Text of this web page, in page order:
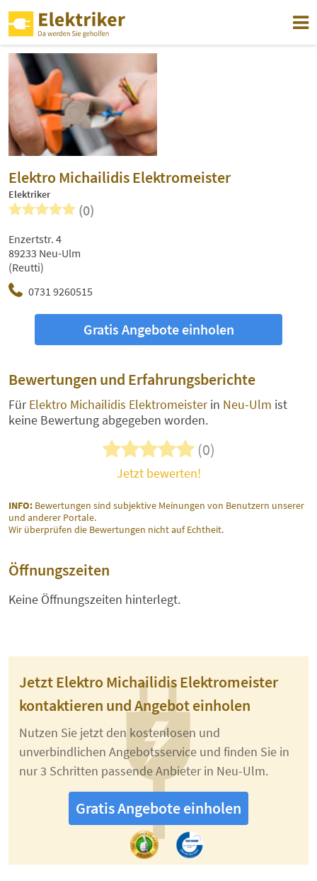
Elektro Michailidis Elektromeister
Elektriker
(0)
0731 9260515
Enzertstr. 4
89233 Neu-Ulm
(Reutti)
Gratis Angebote einholen
Bewertungen und Erfahrungsberichte
FürElektro Michailidis Elektromeisterin Neu-Ulm ist
keine Bewertung abgegeben worden.
(0)
Jetzt bewerten!
INFO: Bewertungen sind subjektive Meinungen von Benutzern unserer
und anderer Portale.
Wir überprüfen die Bewertungen nicht auf Echtheit.
Öffnungszeiten
Keine Öffnungszeiten hinterlegt.
Jetzt Elektro Michailidis Elektromeister
kontaktieren und Angebot einholen
Nutzen Sie jetzt den kostenlosen und
unverbindlichen Angebotsservice und finden Sie in
nur 3 Schritten passende Anbieter in Neu-Ulm.
Gratis Angebote einholen